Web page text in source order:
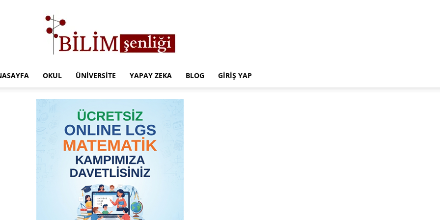
Eğitim
Kampüsü
OKUL ÜNIVERSITE YAPAY ZEKA BLOG GIRIŞ YAP